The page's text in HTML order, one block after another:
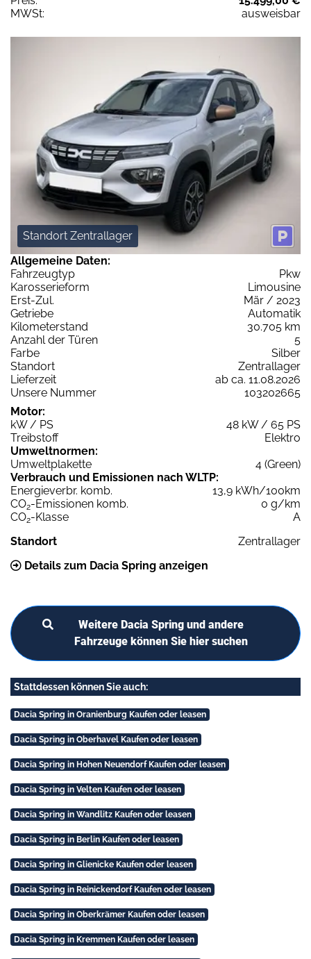
MWSt:
ausweisbar
Standort Zentrallager
Allgemeine Daten:
Fahrzeugtyp
Pkw
Karosserieform
Limousine
Erst-Zul.
Mär / 2023
Getriebe
Automatik
Kilometerstand
30.705 km
Anzahl der Türen
5
Farbe
Silber
Standort
Zentrallager
Lieferzeit
ab ca. 11.08.2026
Unsere Nummer
103202665
Motor:
kW / PS
48 kW / 65 PS
Treibstoff
Elektro
Umweltnormen:
Umweltplakette
4 (Green)
Verbrauch und Emissionen nach WLTP:
Energieverbr. komb.
13,9 kWh/100km
CO2-Emissionen komb.
0 g/km
CO2-Klasse
A
Standort
Zentrallager
Details zum Dacia Spring anzeigen
Weitere Dacia Spring und andere
Fahrzeuge können Sie hier suchen
Stattdessen können Sie auch:
Dacia Spring in Oranienburg Kaufen oder leasen
Dacia Spring in Oberhavel Kaufen oder leasen
Dacia Spring in Hohen Neuendorf Kaufen oder leasen
Dacia Spring in Velten Kaufen oder leasen
Dacia Spring in Wandlitz Kaufen oder leasen
Dacia Spring in Berlin Kaufen oder leasen
Dacia Spring in Glienicke Kaufen oder leasen
Dacia Spring in Reinickendorf Kaufen oder leasen
Dacia Spring in Oberkrämer Kaufen oder leasen
Dacia Spring in Kremmen Kaufen oder leasen